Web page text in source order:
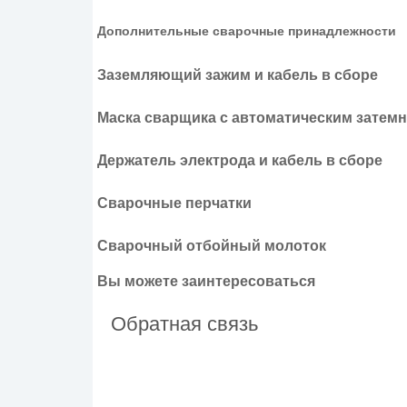
Дополнительные сварочные принадлежности
Заземляющий зажим и кабель в сборе
Маска сварщика с автоматическим
Держатель электрода и кабель в сборе
Сварочные перчатки
Сварочный отбойный молоток
Вы можете заинтересоваться
Обратная связь